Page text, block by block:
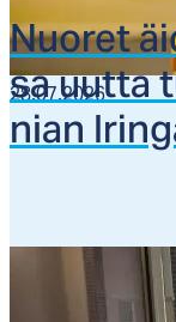
28.07.2026
Nuo­ret
sa uut­ta
nian